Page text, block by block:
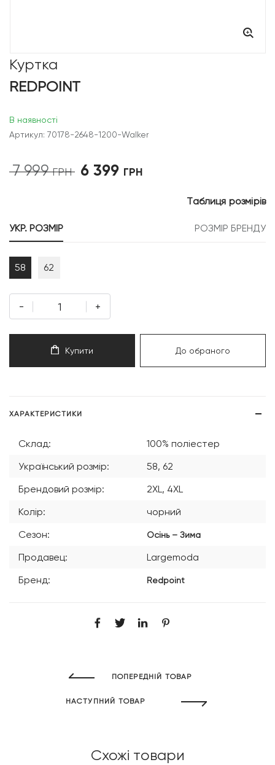
Куртка
REDPOINT
В наявності
Артикул: 70178-2648-1200-Walker
7 999ГРН
Оригінальна
6 399 ГРН
УКР. РОЗМІР
РОЗМІР БРЕНДУ
Таблиця розмірів
58 62
- +
Купити До обраного
ХАРАКТЕРИСТИКИ
Склад:
100% поліестер
Український розмір:
58, 62
Брендовий розмір:
2XL, 4XL
Колір:
чорний
Сезон:
Осінь – Зима
Продавец:
Largemoda
Бренд:
Redpoint
ПОПЕРЕДНІЙ ТОВАР
НАСТУПНИЙ ТОВАР
Схожі товари